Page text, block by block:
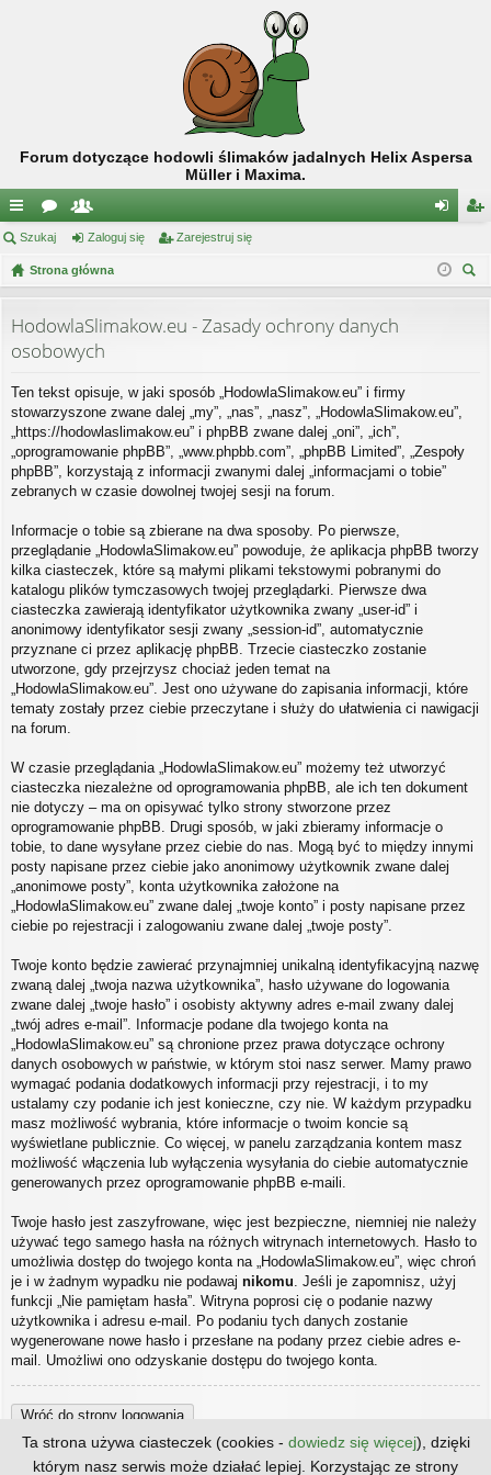
Forum dotyczące hodowli ślimaków jadalnych Helix Aspersa
Müller i Maxima.
ię
ce
…
or
a
ży
tk
w
cy
og ej
Szukaj Zaloguj się Zarejestruj się
Strona główna
HodowlaSlimakow.eu - Zasady ochrony danych
osobowych
Ten tekst opisuje, w jaki sposób „HodowlaSlimakow.eu” i firmy
stowarzyszone zwane dalej „my”, „nas”, „nasz”, „HodowlaSlimakow.eu”,
„https://hodowlaslimakow.eu” i phpBB zwane dalej „oni”, „ich”,
„oprogramowanie phpBB”, „www.phpbb.com”, „phpBB Limited”, „Zespoły
phpBB”, korzystają z informacji zwanymi dalej „informacjami o tobie”
zebranych w czasie dowolnej twojej sesji na forum.
Informacje o tobie są zbierane na dwa sposoby. Po pierwsze,
przeglądanie „HodowlaSlimakow.eu” powoduje, że aplikacja phpBB tworzy
kilka ciasteczek, które są małymi plikami tekstowymi pobranymi do
katalogu plików tymczasowych twojej przeglądarki. Pierwsze dwa
ciasteczka zawierają identyfikator użytkownika zwany „user-id” i
anonimowy identyfikator sesji zwany „session-id”, automatycznie
przyznane ci przez aplikację phpBB. Trzecie ciasteczko zostanie
utworzone, gdy przejrzysz chociaż jeden temat na
„HodowlaSlimakow.eu”. Jest ono używane do zapisania informacji, które
tematy zostały przez ciebie przeczytane i służy do ułatwienia ci nawigacji
na forum.
W czasie przeglądania „HodowlaSlimakow.eu” możemy też utworzyć
ciasteczka niezależne od oprogramowania phpBB, ale ich ten dokument
nie dotyczy – ma on opisywać tylko strony stworzone przez
oprogramowanie phpBB. Drugi sposób, w jaki zbieramy informacje o
tobie, to dane wysyłane przez ciebie do nas. Mogą być to między innymi
posty napisane przez ciebie jako anonimowy użytkownik zwane dalej
„anonimowe posty”, konta użytkownika założone na
„HodowlaSlimakow.eu” zwane dalej „twoje konto” i posty napisane przez
ciebie po rejestracji i zalogowaniu zwane dalej „twoje posty”.
Twoje konto będzie zawierać przynajmniej unikalną identyfikacyjną nazwę
zwaną dalej „twoja nazwa użytkownika”, hasło używane do logowania
zwane dalej „twoje hasło” i osobisty aktywny adres e-mail zwany dalej
„twój adres e-mail”. Informacje podane dla twojego konta na
„HodowlaSlimakow.eu” są chronione przez prawa dotyczące ochrony
danych osobowych w państwie, w którym stoi nasz serwer. Mamy prawo
wymagać podania dodatkowych informacji przy rejestracji, i to my
ustalamy czy podanie ich jest konieczne, czy nie. W każdym przypadku
masz możliwość wybrania, które informacje o twoim koncie są
wyświetlane publicznie. Co więcej, w panelu zarządzania kontem masz
możliwość włączenia lub wyłączenia wysyłania do ciebie automatycznie
generowanych przez oprogramowanie phpBB e-maili.
Twoje hasło jest zaszyfrowane, więc jest bezpieczne, niemniej nie należy
używać tego samego hasła na różnych witrynach internetowych. Hasło to
umożliwia dostęp do twojego konta na „HodowlaSlimakow.eu”, więc chroń
je i w żadnym wypadku nie podawaj nikomu . Jeśli je zapomnisz, użyj
funkcji „Nie pamiętam hasła”. Witryna poprosi cię o podanie nazwy
użytkownika i adresu e-mail. Po podaniu tych danych zostanie
wygenerowane nowe hasło i przesłane na podany przez ciebie adres e-
mail. Umożliwi ono odzyskanie dostępu do twojego konta.
Wróć do strony logowania
Ta strona używa ciasteczek (cookies - dowiedz się więcej), dzięki
którym nasz serwis może działać lepiej. Korzystając ze strony